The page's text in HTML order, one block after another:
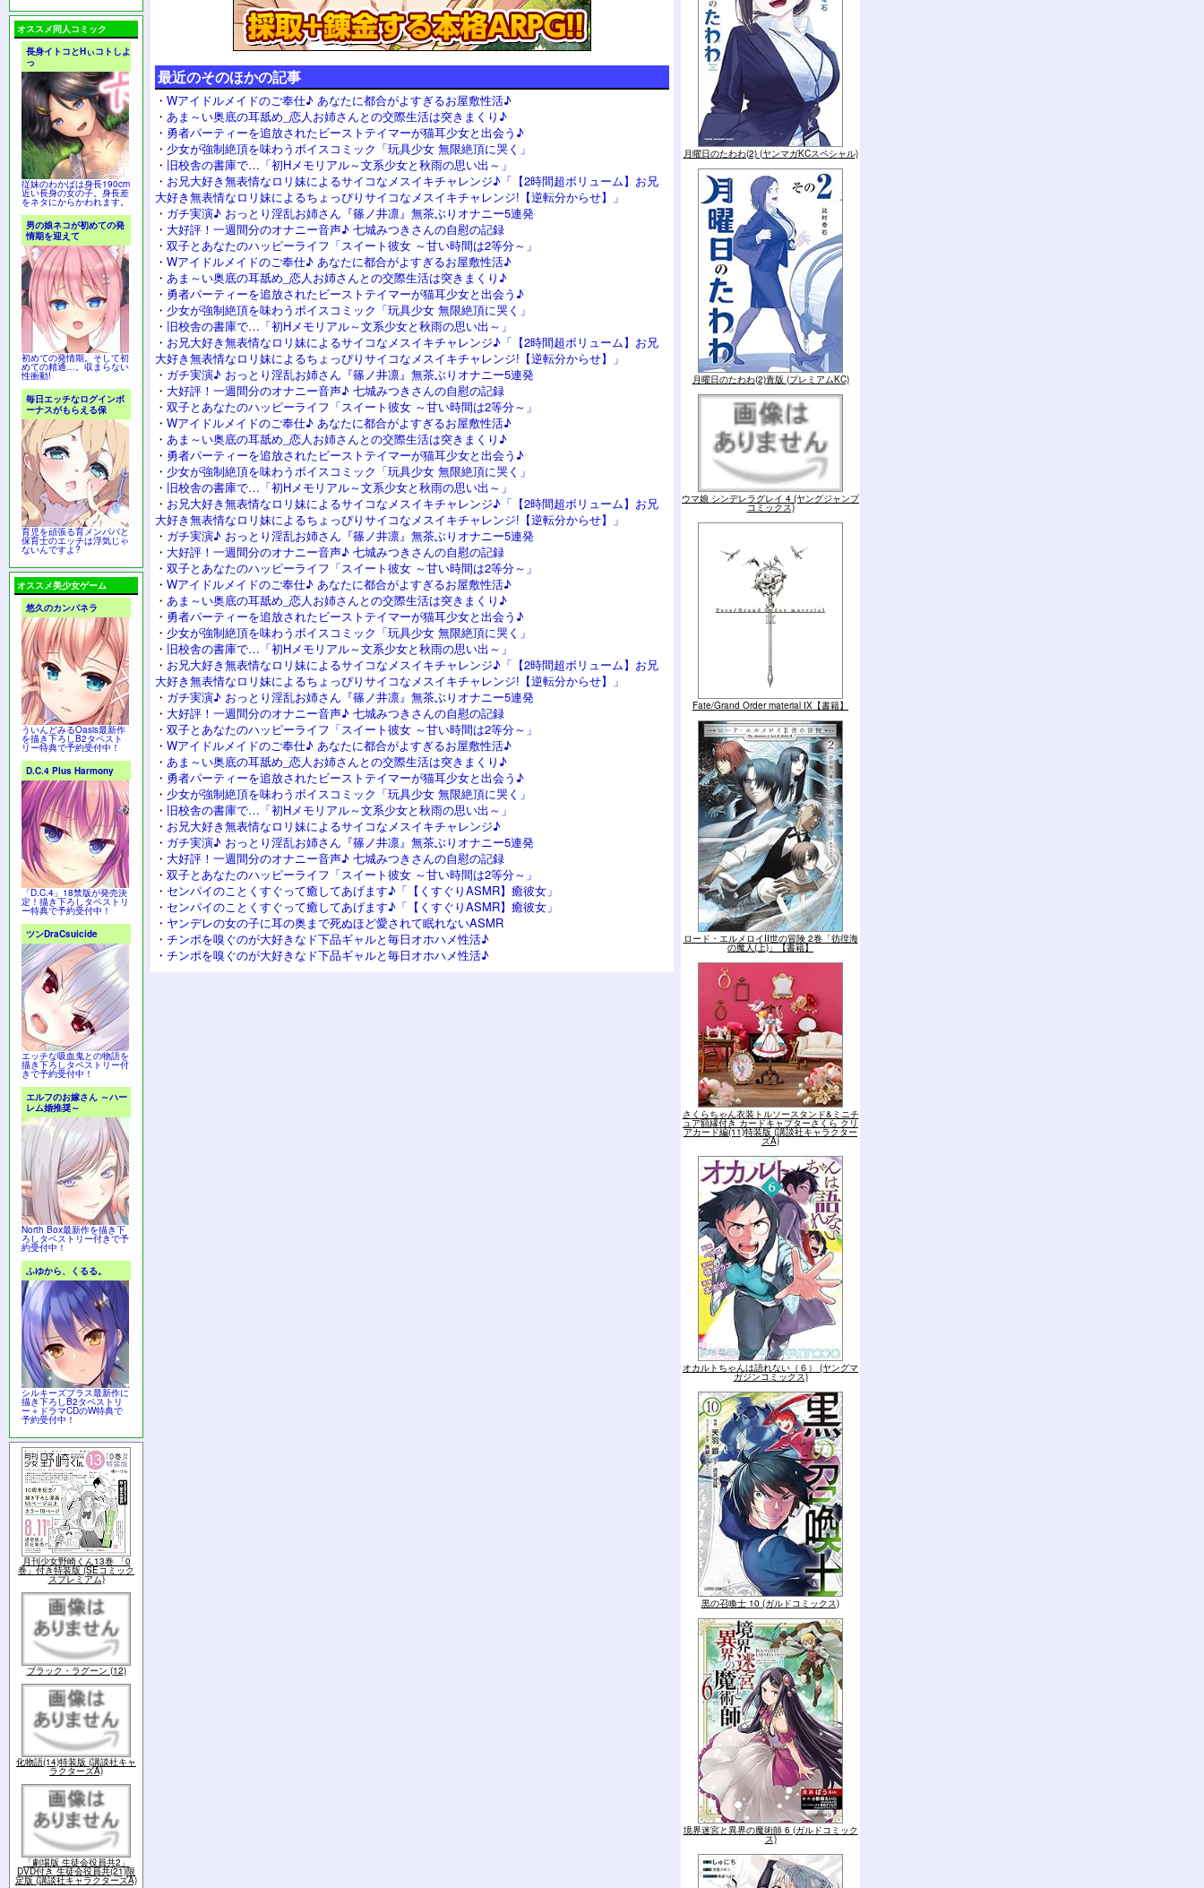
最近のそのほかの記事
・ Wアイドルメイドのご奉仕♪ あなたに都合がよすぎるお屋敷性活♪
・ あま～い奥底の耳舐め_恋人お姉さんとの交際生活は突きまくり♪
・ 勇者パーティーを追放されたビーストテイマーが猫耳少女と出会う♪
・ 少女が強制絶頂を味わうボイスコミック「玩具少女 無限絶頂に哭く」
・ 旧校舎の書庫で…「初Hメモリアル～文系少女と秋雨の思い出～」
・ お兄大好き無表情なロリ妹によるサイコなメスイキチャレンジ♪「【2時間超ボリューム】お兄
大好き無表情なロリ妹によるちょっぴりサイコなメスイキチャレンジ!【逆転分からせ】」
・ ガチ実演♪ おっとり淫乱お姉さん『篠ノ井凛』無茶ぶりオナニー5連発
・ 大好評！一週間分のオナニー音声♪ 七城みつきさんの自慰の記録
・ 双子とあなたのハッピーライフ「スイート彼女 ～甘い時間は2等分～」
・ Wアイドルメイドのご奉仕♪ あなたに都合がよすぎるお屋敷性活♪
・ あま～い奥底の耳舐め_恋人お姉さんとの交際生活は突きまくり♪
・ 勇者パーティーを追放されたビーストテイマーが猫耳少女と出会う♪
・ 少女が強制絶頂を味わうボイスコミック「玩具少女 無限絶頂に哭く」
・ 旧校舎の書庫で…「初Hメモリアル～文系少女と秋雨の思い出～」
・ お兄大好き無表情なロリ妹によるサイコなメスイキチャレンジ♪「【2時間超ボリューム】お兄
大好き無表情なロリ妹によるちょっぴりサイコなメスイキチャレンジ!【逆転分からせ】」
・ ガチ実演♪ おっとり淫乱お姉さん『篠ノ井凛』無茶ぶりオナニー5連発
・ 大好評！一週間分のオナニー音声♪ 七城みつきさんの自慰の記録
・ 双子とあなたのハッピーライフ「スイート彼女 ～甘い時間は2等分～」
・ Wアイドルメイドのご奉仕♪ あなたに都合がよすぎるお屋敷性活♪
・ あま～い奥底の耳舐め_恋人お姉さんとの交際生活は突きまくり♪
・ 勇者パーティーを追放されたビーストテイマーが猫耳少女と出会う♪
・ 少女が強制絶頂を味わうボイスコミック「玩具少女 無限絶頂に哭く」
・ 旧校舎の書庫で…「初Hメモリアル～文系少女と秋雨の思い出～」
・ お兄大好き無表情なロリ妹によるサイコなメスイキチャレンジ♪「【2時間超ボリューム】お兄
大好き無表情なロリ妹によるちょっぴりサイコなメスイキチャレンジ!【逆転分からせ】」
・ ガチ実演♪ おっとり淫乱お姉さん『篠ノ井凛』無茶ぶりオナニー5連発
・ 大好評！一週間分のオナニー音声♪ 七城みつきさんの自慰の記録
・ 双子とあなたのハッピーライフ「スイート彼女 ～甘い時間は2等分～」
・ Wアイドルメイドのご奉仕♪ あなたに都合がよすぎるお屋敷性活♪
・ あま～い奥底の耳舐め_恋人お姉さんとの交際生活は突きまくり♪
・ 勇者パーティーを追放されたビーストテイマーが猫耳少女と出会う♪
・ 少女が強制絶頂を味わうボイスコミック「玩具少女 無限絶頂に哭く」
・ 旧校舎の書庫で…「初Hメモリアル～文系少女と秋雨の思い出～」
・ お兄大好き無表情なロリ妹によるサイコなメスイキチャレンジ♪「【2時間超ボリューム】お兄
大好き無表情なロリ妹によるちょっぴりサイコなメスイキチャレンジ!【逆転分からせ】」
・ ガチ実演♪ おっとり淫乱お姉さん『篠ノ井凛』無茶ぶりオナニー5連発
・ 大好評！一週間分のオナニー音声♪ 七城みつきさんの自慰の記録
・ 双子とあなたのハッピーライフ「スイート彼女 ～甘い時間は2等分～」
・ Wアイドルメイドのご奉仕♪ あなたに都合がよすぎるお屋敷性活♪
・ あま～い奥底の耳舐め_恋人お姉さんとの交際生活は突きまくり♪
・ 勇者パーティーを追放されたビーストテイマーが猫耳少女と出会う♪
・ 少女が強制絶頂を味わうボイスコミック「玩具少女 無限絶頂に哭く」
・ 旧校舎の書庫で…「初Hメモリアル～文系少女と秋雨の思い出～」
・ お兄大好き無表情なロリ妹によるサイコなメスイキチャレンジ♪
・ ガチ実演♪ おっとり淫乱お姉さん『篠ノ井凛』無茶ぶりオナニー5連発
・ 大好評！一週間分のオナニー音声♪ 七城みつきさんの自慰の記録
・ 双子とあなたのハッピーライフ「スイート彼女 ～甘い時間は2等分～」
・ センパイのことくすぐって癒してあげます♪「【くすぐりASMR】癒彼女」
・ センパイのことくすぐって癒してあげます♪「【くすぐりASMR】癒彼女」
・ ヤンデレの女の子に耳の奥まで死ぬほど愛されて眠れないASMR
・ チンポを嗅ぐのが大好きなド下品ギャルと毎日オホハメ性活♪
・ チンポを嗅ぐのが大好きなド下品ギャルと毎日オホハメ性活♪
オススメ同人コミック
長身イトコとHぃコトしよ
っ
従妹のわかばは身長190cm
近い長身の女の子。身長差
をネタにからかわれます。
男の娘ネコが初めての発
情期を迎えて
初めての発情期。そして初
めての精通…。収まらない
性衝動!
毎日エッチなログインボ
ーナスがもらえる保
育児を頑張る育メンパパと
保育士のエッチは浮気じゃ
ないんですよ?
オススメ美少女ゲーム
悠久のカンパネラ
ういんどみるOasis最新作
を描き下ろしB2タペスト
リー特典で予約受付中！
D.C.4 Plus Harmony
「D.C.4」18禁版が発売決
定！描き下ろしタペストリ
ー特典で予約受付中！
ツンDraCsuicide
エッチな吸血鬼との物語を
描き下ろしタペストリー付
きで予約受付中！
エルフのお嫁さん ～ハー
レム婚推奨～
North Box最新作を描き下
ろしタペストリー付きで予
約受付中！
ふゆから、くるる。
シルキーズプラス最新作に
描き下ろしB2タペストリ
ー＋ドラマCDのW特典で
予約受付中！
月刊少女野崎くん13巻 「0
巻」付き特装版 (SEコミック
スプレミアム)
ブラック・ラグーン (12)
化物語(14)特装版 (講談社キャ
ラクターズA)
「劇場版 生徒会役員共2」
DVD付き 生徒会役員共(21)限
定版 (講談社キャラクターズA)
月曜日のたわわ(2) (ヤンマガKCスペシャル)
月曜日のたわわ(2)青版 (プレミアムKC)
ウマ娘 シンデレラグレイ 4 (ヤングジャンプ
コミックス)
Fate/Grand Order material IX【書籍】
ロード・エルメロイII世の冒険 2巻「彷徨海
の魔人(上)」【書籍】
さくらちゃん衣装トルソースタンド&ミニチ
ュア額縁付き カードキャプターさくら クリ
アカード編(11)特装版 (講談社キャラクター
ズA)
オカルトちゃんは語れない（６） (ヤングマ
ガジンコミックス)
黒の召喚士 10 (ガルドコミックス)
境界迷宮と異界の魔術師 6 (ガルドコミック
ス)